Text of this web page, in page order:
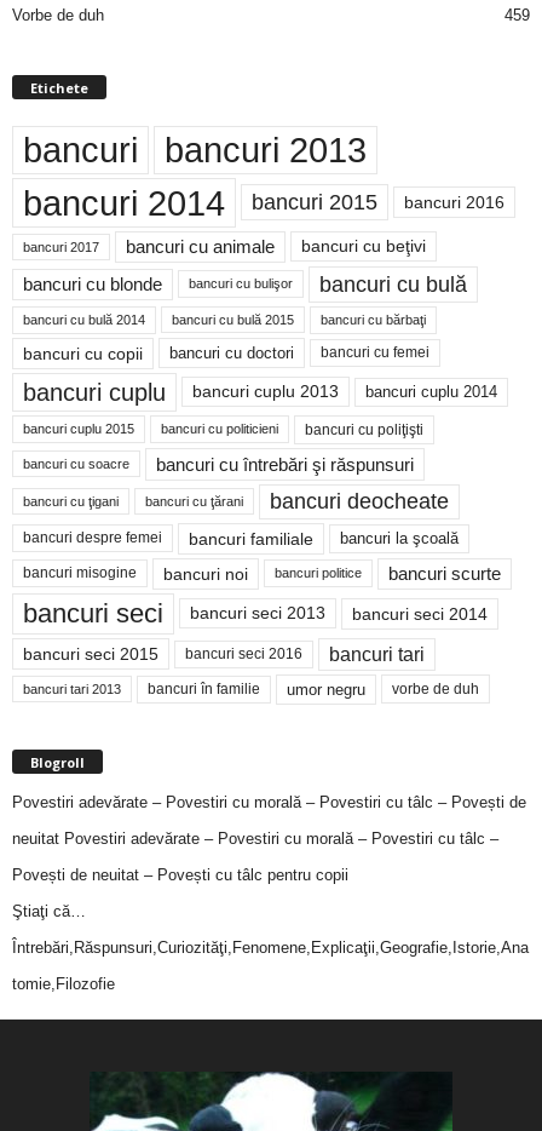
Vorbe de duh
459
Etichete
bancuri bancuri 2013
bancuri 2014 bancuri 2015 bancuri 2016
bancuri 2017 bancuri cu animale bancuri cu beţivi
bancuri cu blonde bancuri cu bulişor bancuri cu bulă
bancuri cu bulă 2014 bancuri cu bulă 2015 bancuri cu bărbaţi
bancuri cu copii bancuri cu doctori bancuri cu femei
bancuri cuplu bancuri cuplu 2013 bancuri cuplu 2014
bancuri cuplu 2015 bancuri cu politicieni bancuri cu poliţişti
bancuri cu soacre bancuri cu întrebări şi răspunsuri
bancuri cu ţigani bancuri cu ţărani bancuri deocheate
bancuri despre femei bancuri familiale bancuri la şcoală
bancuri misogine bancuri noi bancuri politice bancuri scurte
bancuri seci bancuri seci 2013 bancuri seci 2014
bancuri seci 2015 bancuri seci 2016 bancuri tari
bancuri tari 2013 bancuri în familie umor negru vorbe de duh
Blogroll
Povestiri adevărate – Povestiri cu morală – Povestiri cu tâlc – Povești de
neuitat Povestiri adevărate – Povestiri cu morală – Povestiri cu tâlc –
Povești de neuitat – Povești cu tâlc pentru copii
Ştiaţi că…
Întrebări,Răspunsuri,Curiozităţi,Fenomene,Explicaţii,Geografie,Istorie,Ana
tomie,Filozofie